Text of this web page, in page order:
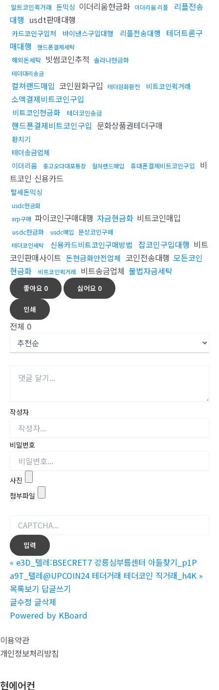
알트코인퀵거래 돈믹싱 이더리움현금화 이더리움 리플
리플전송
대행 usdt판매대행
카드코인구입처 바이낸스구입대행 리플전송대행
테더트론구
매대행
핸드폰결제세탁
해외돈세탁 빗썸코인추적 솔라나현금화
테더대리송금
컬쳐랜드매입 코인원화구입 테더원화환전 비트코인퀵거래
소액결제비트코인구입
비트코인현금화 테더코인송금
핸드폰결제비트코인구입 문화상품권테더구매
환치기
테더송금업체
이더리움
중고오다대포통장 컬쳐랜드매입 휴대폰결제비트코인구입
비
트코인 신용카드
탈세돈믹싱
usdc현금화
xrp구매 파이코인구매대행 자금현금화 비트코인매입
usdc현금화 usdc매입 문상코인구매
테더코인세탁 신용카드비트코인구매방법 잡코인구입대행 비트
코인판매사이트 돈현금화안전업체 코인전송대행 모든코인
현금화
비트코인퀵거래 비트송금업체 불법자금세탁
좋아요 0 싫어요 0
인쇄
전체 0
작성자
비밀번호
사진
첨부파일
« e3D_텔레:BSECRET7 강릉심부름센터 아들찾기_p1P
a9T_텔레@UPCOIN24 테더거래 테더코인 직거래_h4K »
목록보기 답글쓰기
글수정 글삭제
Powered by KBoard
이용약관
개인정보처리방침
현에어컨